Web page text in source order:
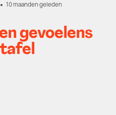
10 maanden geleden
gevoelens